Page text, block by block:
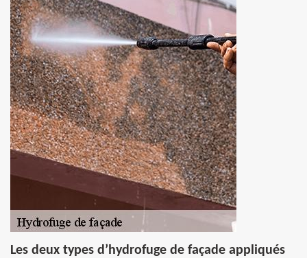
Les deux types d’hydrofuge de façade appliqués